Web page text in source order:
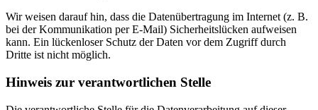
Wir weisen darauf hin, dass die Datenübertragung im Internet (z. B.
bei der Kommunikation per E-Mail) Sicherheitslücken aufweisen
kann. Ein lückenloser Schutz der Daten vor dem Zugriff durch
Dritte ist nicht möglich.
Hinweis zur verantwortlichen Stelle